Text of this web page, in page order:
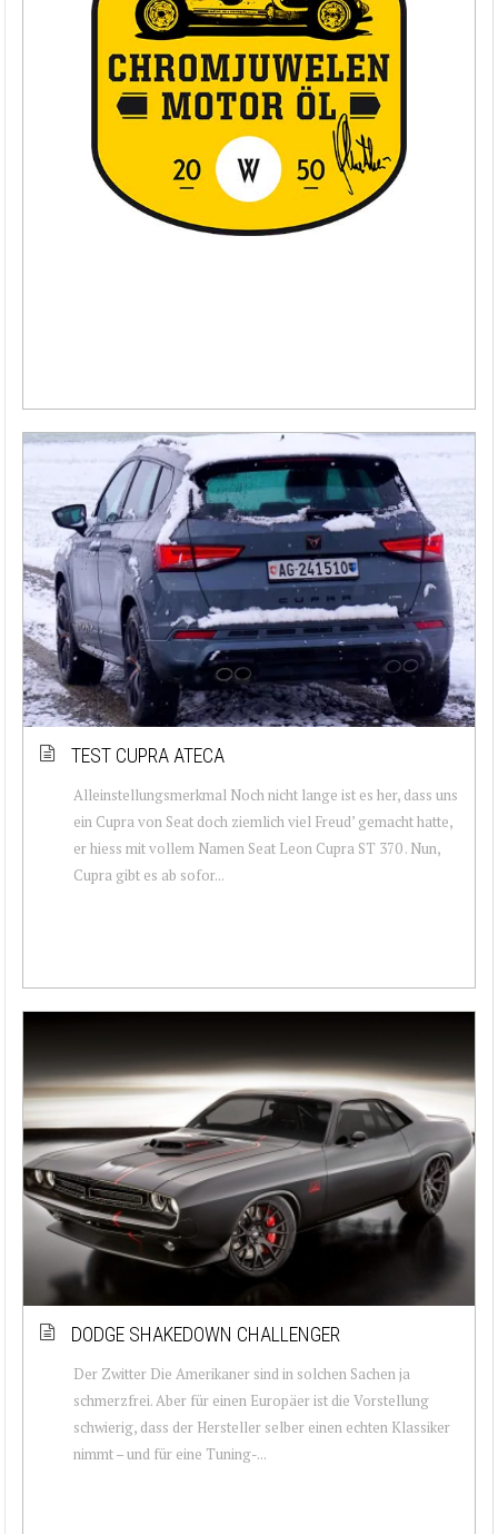
TEST CUPRA ATECA
Alleinstellungsmerkmal Noch nicht lange ist es her, dass uns
ein Cupra von Seat doch ziemlich viel Freud’ gemacht hatte,
er hiess mit vollem Namen Seat Leon Cupra ST 370 . Nun,
Cupra gibt es ab sofor...
DODGE SHAKEDOWN CHALLENGER
Der Zwitter Die Amerikaner sind in solchen Sachen ja
schmerzfrei. Aber für einen Europäer ist die Vorstellung
schwierig, dass der Hersteller selber einen echten Klassiker
nimmt – und für eine Tuning-...